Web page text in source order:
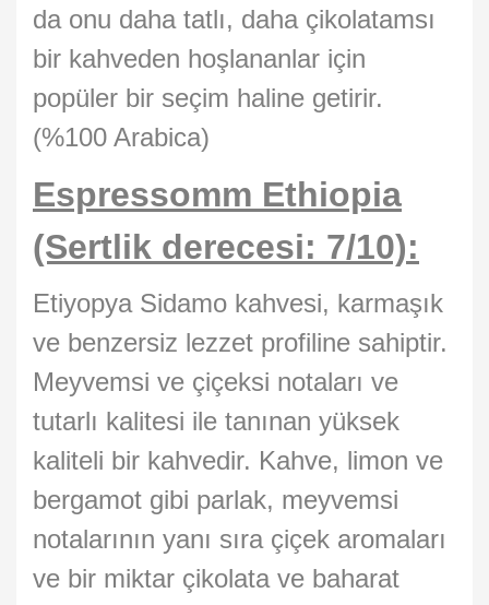
da onu daha tatlı, daha çikolatamsı
bir kahveden hoşlananlar için
popüler bir seçim haline getirir.
(%100 Arabica)
Espressomm Ethiopia
(Sertlik derecesi: 7/10):
Etiyopya Sidamo kahvesi, karmaşık
ve benzersiz lezzet profiline sahiptir.
Meyvemsi ve çiçeksi notaları ve
tutarlı kalitesi ile tanınan yüksek
kaliteli bir kahvedir. Kahve, limon ve
bergamot gibi parlak, meyvemsi
notalarının yanı sıra çiçek aromaları
ve bir miktar çikolata ve baharat